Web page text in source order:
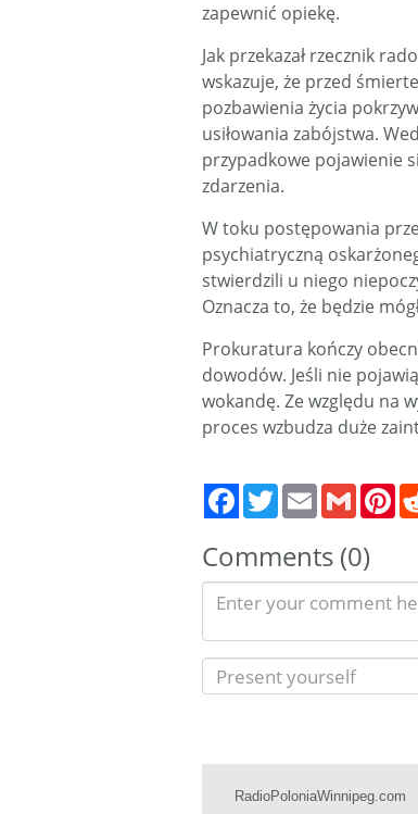
zapewnić opiekę.
Jak przekazał rzecznik
wskazuje, że przed
pozbawienia życia
usiłowania zabójstwa.
przypadkowe pojawienie
zdarzenia.
W toku postępowania
psychiatryczną
stwierdzili u niego
Oznacza to, że będzie
Prokuratura kończy
dowodów. Jeśli nie
wokandę. Ze względu na
proces wzbudza duże
TwitterEmail Gmail
Comments (0)
RadioPoloniaWinnipeg.com